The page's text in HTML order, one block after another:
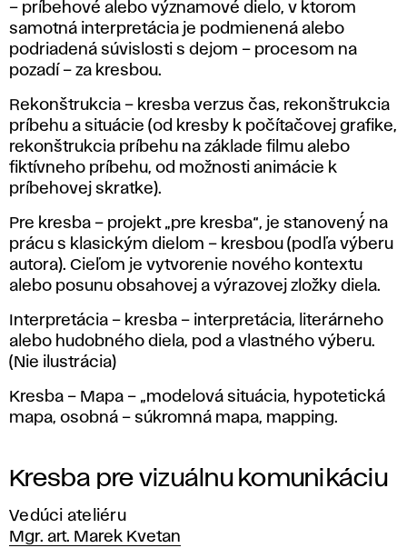
– príbehové alebo významové dielo, v ktorom
samotná interpretácia je podmienená alebo
podriadená súvislosti s dejom – procesom na
pozadí – za kresbou.
Rekonštrukcia – kresba verzus čas, rekonštrukcia
príbehu a situácie (od kresby k počítačovej grafike,
rekonštrukcia príbehu na základe filmu alebo
fiktívneho príbehu, od možnosti animácie k
príbehovej skratke).
Pre kresba – projekt „pre kresba“, je stanovený́ na
prácu s klasickým dielom – kresbou (podľa výberu
autora). Cieľom je vytvorenie nového kontextu
alebo posunu obsahovej a výrazovej zložky diela.
Interpretácia – kresba – interpretácia, literárneho
alebo hudobného diela, pod a vlastného výberu.
(Nie ilustrácia)
Kresba – Mapa – „modelová situácia, hypotetická
mapa, osobná – súkromná mapa, mapping.
Kresba pre vizuálnu komunikáciu
Vedúci ateliéru
Mgr. art. Marek Kvetan